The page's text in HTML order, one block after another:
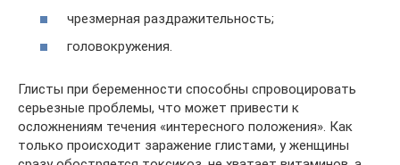
чрезмерная раздражительность;
головокружения.
Глисты при беременности способны спровоцировать
серьезные проблемы, что может привести к
осложнениям течения «интересного положения». Как
только происходит заражение глистами, у женщины